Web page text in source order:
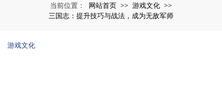
当前位置： 网站首页 >> 游戏文化 >>
三国志：提升技巧与战法，成为无敌军师
游戏文化